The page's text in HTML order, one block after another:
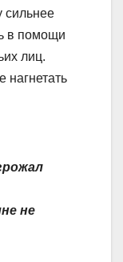
сильнее
в помощи
лиц.
нагнетать
не